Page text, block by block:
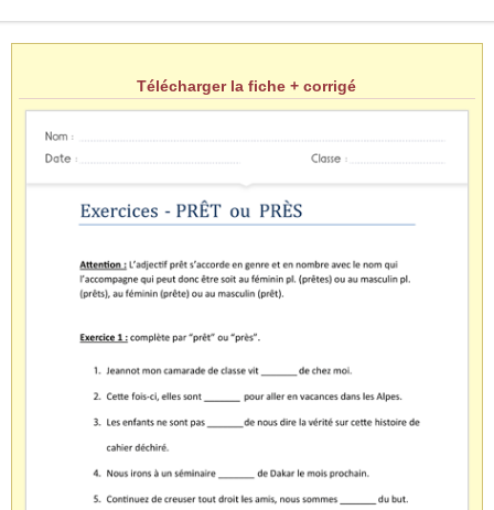
Télécharger la fiche + corrigé